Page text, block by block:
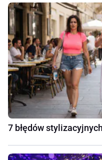
7 błędów